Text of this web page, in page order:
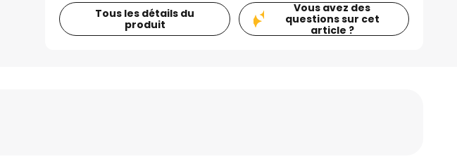
Tous les détails du
produit
Vous avez des
questions sur cet
article ?